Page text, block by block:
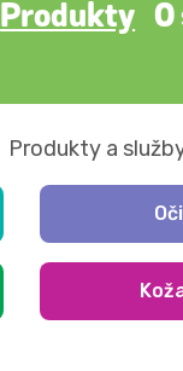
Produkty
Produkty a